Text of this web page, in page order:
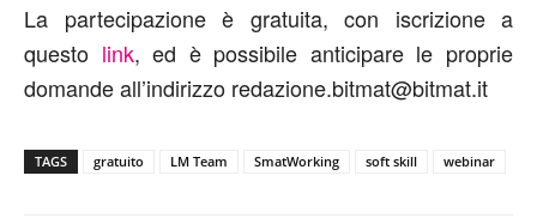
La partecipazione è gratuita, con iscrizione a
questo link, ed è possibile anticipare le proprie
domande all’indirizzo redazione.bitmat@bitmat.it
TAGS gratuito LM Team SmatWorking soft skill webinar